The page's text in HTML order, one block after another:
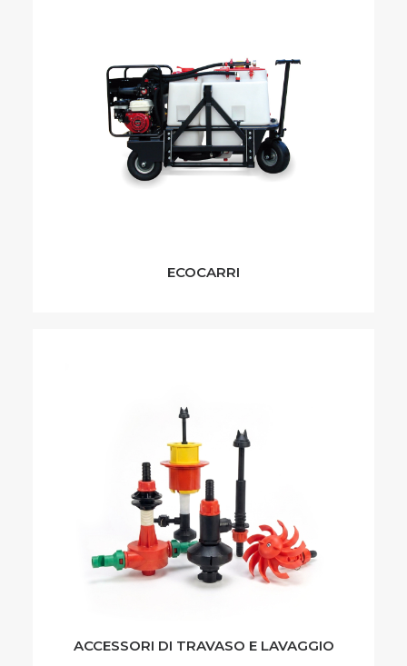
ECOCARRI
ACCESSORI DI TRAVASO E LAVAGGIO